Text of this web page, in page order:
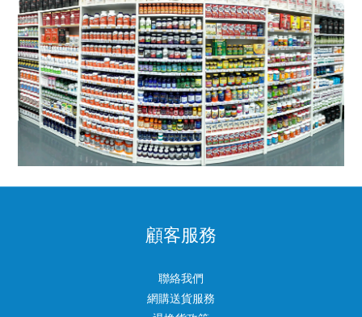
顧客服務
聯絡我們
網購送貨服務